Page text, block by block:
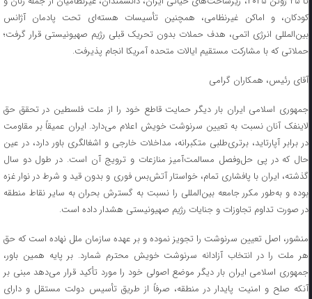
کودکان، و اماکن غیرنظامی، همچنین تأسیسات هسته‌ای تحت پادمان آژانس
بین‌المللی انرژی اتمی، هدف حملات بدون تحریک قبلی رژیم صهیونیستی قرار گرفت؛
حملاتی که با مشارکت مستقیم ایالات متحده آمریکا انجام پذیرفت.
آقای رئیس، همکاران گرامی
جمهوری اسلامی ایران بار دیگر حمایت قاطع خود را از ملت فلسطین در تحقق حق
لاینفک آنان نسبت به تعیین سرنوشت خویش اعلام می‌دارد. ایران عمیقاً بر مقاومت
در برابر آپارتاید، برتری‌طلبی متکبرانه، مداخلات خارجی و اشغالگری باور دارد، در عین
حال که در پی حل‌وفصل مسالمت‌آمیز منازعات و ترویج آن است. در طول دو سال
گذشته، ایران با پافشاری تمام، خواستار آتش‌بس فوری و بدون قید و شرط در نوار غزه
بوده و به‌طور مکرر جامعه بین‌المللی را نسبت به گسترش بحران به سایر نقاط منطقه
در صورت تداوم تجاوزات و جنایات رژیم صهیونیستی هشدار داده است.
منشور، اصل تعیین سرنوشت را تجویز نموده و بر عهده سازمان ملل نهاده است که حق
هر ملت را در انتخاب آزادانه سرنوشت خویش محترم شمارد. بر پایه همین باور،
جمهوری اسلامی ایران بار دیگر موضع اصولی خود را مورد تأکید قرار می‌دهد مبنی بر
آنکه صلح و امنیت پایدار در منطقه، صرفاً از طریق تأسیس دولت مستقل و دارای